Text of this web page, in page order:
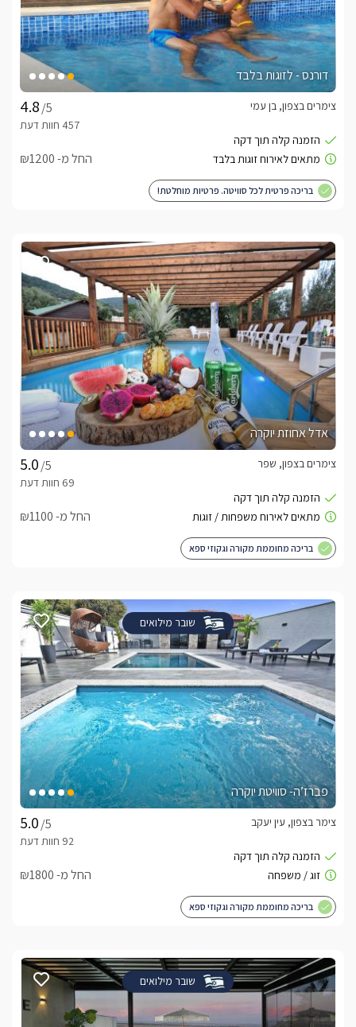
דורנס - לזוגות בלבד
/5
צימרים בצפון, בן עמי
החל מ- ₪1200
בריכה פרטית לכל סוויטה. פרטיות מוחלטת!
אדל אחוזת יוקרה
/5
צימרים בצפון, שפר
החל מ- ₪1100
בריכה מחוממת מקורה וגקוזי ספא
שובר מילואים
פברז’ה- סוויטת יוקרה
/5
צימר בצפון, עין יעקב
החל מ- ₪1800
בריכה מחוממת מקורה וגקוזי ספא
שובר מילואים